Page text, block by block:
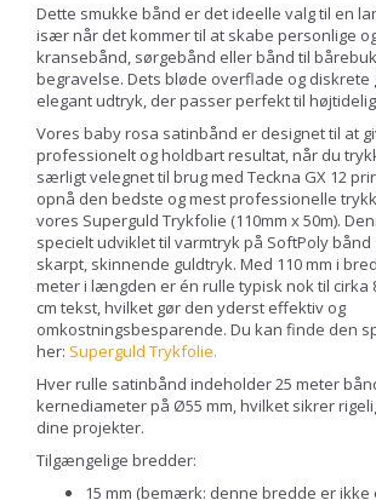
Dette smukke bånd er det ideelle valg til en
især når det kommer til at skabe personlige
kransebånd, sørgebånd eller bånd til
begravelse. Dets bløde overflade og diskrete
elegant udtryk, der passer perfekt til
Vores baby rosa satinbånd er designet til at
professionelt og holdbart resultat, når du
særligt velegnet til brug med Teckna GX 12
opnå den bedste og mest professionelle
vores Superguld Trykfolie (110mm x 50m).
specielt udviklet til varmtryk på SoftPoly
skarpt, skinnende guldtryk. Med 110 mm i
meter i længden er én rulle typisk nok til cirka
cm tekst, hvilket gør den yderst effektiv og
omkostningsbesparende. Du kan finde den
her: Superguld Trykfolie.
Hver rulle satinbånd indeholder 25 meter
kernediameter på Ø55 mm, hvilket sikrer
dine projekter.
Tilgængelige bredder:
15 mm (bemærk: denne bredde er ikke